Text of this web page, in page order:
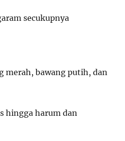
secukupnya
merah, bawang putih, dan
hingga harum dan